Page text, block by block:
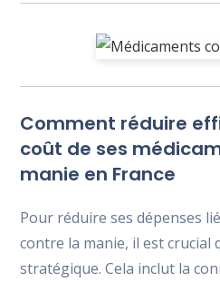
Comment réduire
coût de ses
manie en France
Pour réduire ses dépenses
contre la manie, il est crucial
stratégique. Cela inclut la